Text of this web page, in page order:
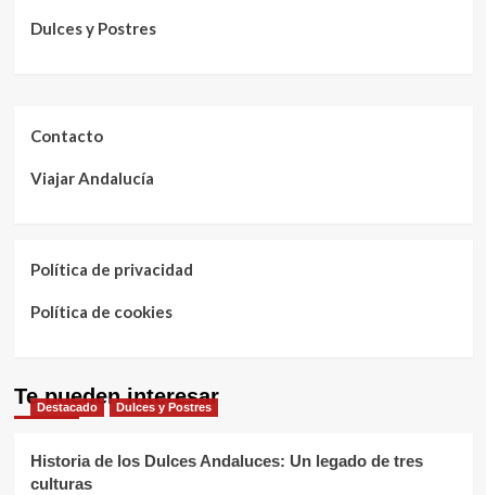
Dulces y Postres
Contacto
Viajar Andalucía
Política de privacidad
Política de cookies
Te pueden interesar
Destacado Dulces y Postres
Historia de los Dulces Andaluces: Un legado de tres
culturas